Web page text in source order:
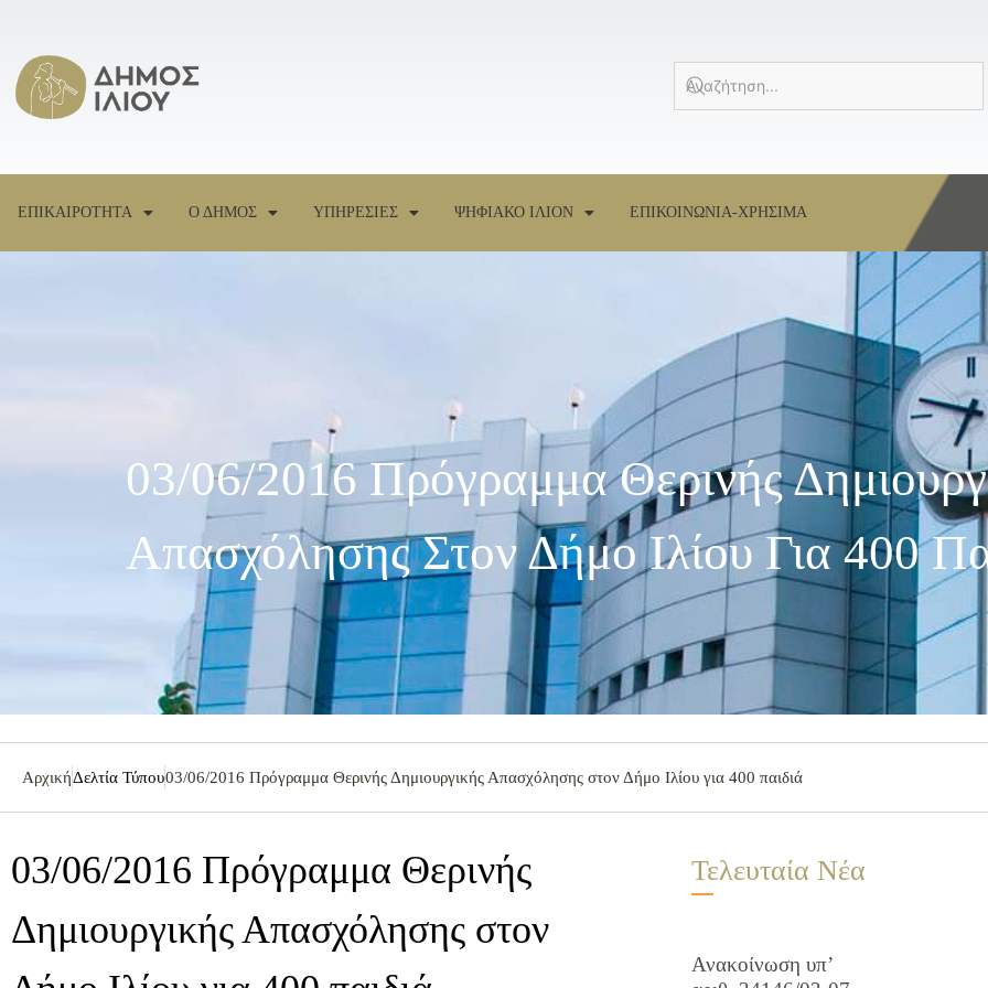
ΕΠΙΚΑΙΡΟΤΗΤΑ Ο ΔΗΜΟΣ ΥΠΗΡΕΣΙΕΣ ΨΗΦΙΑΚΟ ΙΛΙΟΝ ΕΠΙΚΟΙΝΩΝΙΑ-ΧΡΗΣΙΜΑ
03/06/2016 Πρόγραμμα Θερινής
Απασχόλησης Στον Δήμο Ιλίου Για 400
ΑρχικήΔελτία Τύπου03/06/2016 Πρόγραμμα Θερινής Δημιουργικής Απασχόλησης στον Δήμο Ιλίου για 400 παιδιά
03/06/2016 Πρόγραμμα Θερινής
Δημιουργικής Απασχόλησης στον
Τελευταία Νέα
Ανακοίνωση υπ’